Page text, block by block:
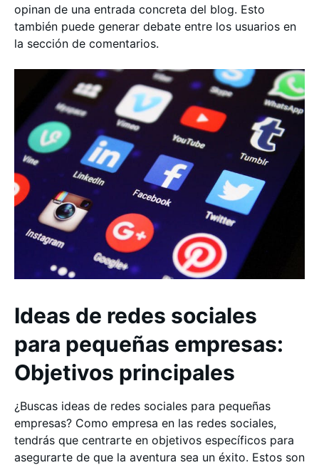
opinan de una entrada concreta del blog. Esto
también puede generar debate entre los usuarios en
la sección de comentarios.
Ideas de redes sociales
para pequeñas empresas:
Objetivos principales
¿Buscas ideas de redes sociales para pequeñas
empresas? Como empresa en las redes sociales,
tendrás que centrarte en objetivos específicos para
asegurarte de que la aventura sea un éxito. Estos son